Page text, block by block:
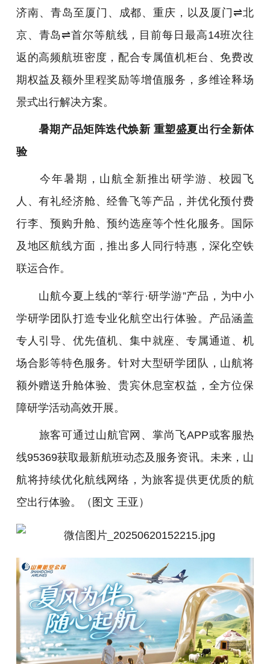
济南、青岛至厦门、成都、重庆，以及厦门⇌北
京、青岛⇌首尔等航线，目前每日最高14班次往
返的高频航班密度，配合专属值机柜台、免费改
期权益及额外里程奖励等增值服务，多维诠释场
景式出行解决方案。
暑期产品矩阵迭代焕新 重塑盛夏出行全新体
验
今年暑期，山航全新推出研学游、校园飞
人、有礼经济舱、经鲁飞等产品，并优化预付费
行李、预购升舱、预约选座等个性化服务。国际
及地区航线方面，推出多人同行特惠，深化空铁
联运合作。
山航今夏上线的“莘行·研学游”产品，为中小
学研学团队打造专业化航空出行体验。产品涵盖
专人引导、优先值机、集中就座、专属通道、机
场合影等特色服务。针对大型研学团队，山航将
额外赠送升舱体验、贵宾休息室权益，全方位保
障研学活动高效开展。
旅客可通过山航官网、掌尚飞APP或客服热
线95369获取最新航班动态及服务资讯。未来，山
航将持续优化航线网络，为旅客提供更优质的航
空出行体验。（图文 王亚）